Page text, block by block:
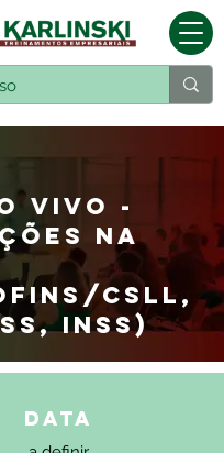
VIVO -
NA
CSLL,
INSS)
Data